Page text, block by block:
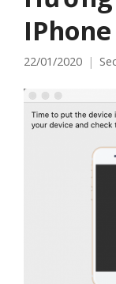
22/01/2020